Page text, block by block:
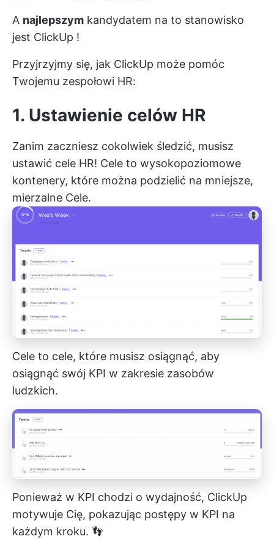
A najlepszym kandydatem na to stanowisko
jest ClickUp !
Przyjrzyjmy się, jak ClickUp może pomóc
Twojemu zespołowi HR:
1. Ustawienie celów HR
Zanim zaczniesz cokolwiek śledzić, musisz
ustawić cele HR! Cele to wysokopoziomowe
kontenery, które można podzielić na mniejsze,
mierzalne Cele.
Cele to cele, które musisz osiągnąć, aby
osiągnąć swój KPI w zakresie zasobów
ludzkich.
Ponieważ w KPI chodzi o wydajność, ClickUp
motywuje Cię, pokazując postępy w KPI na
każdym kroku. 👣